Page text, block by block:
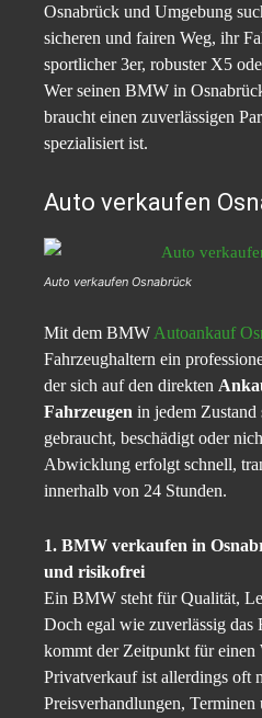
Osnabrück und Umgebung
sicheren und fairen Weg, ihr
sportlicher 3er, robuster X5
Wer seinen BMW in
braucht einen zuverlässigen
spezialisiert ist.
Auto verkaufen
Auto verkaufen Osnabrück
Mit dem BMW Autoankauf
Fahrzeughaltern ein
der sich auf den direkten
Fahrzeugen in jedem Zustand
gebraucht, beschädigt oder
Abwicklung erfolgt schnell,
innerhalb von 24 Stunden.
1. BMW verkaufen in
und risikofrei
Ein BMW steht für Qualität,
Doch egal wie zuverlässig das
kommt der Zeitpunkt für einen
Privatverkauf ist allerdings oft
Preisverhandlungen,